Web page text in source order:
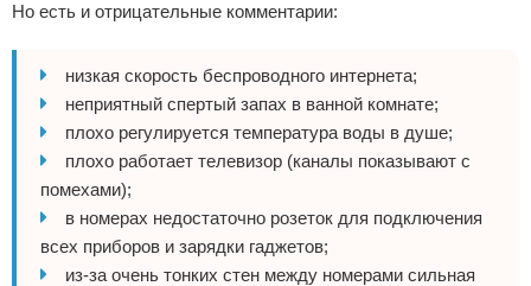
Но есть и отрицательные комментарии:
низкая скорость беспроводного интернета;
неприятный спертый запах в ванной комнате;
плохо регулируется температура воды в душе;
плохо работает телевизор (каналы показывают с
помехами);
в номерах недостаточно розеток для подключения
всех приборов и зарядки гаджетов;
из-за очень тонких стен между номерами сильная